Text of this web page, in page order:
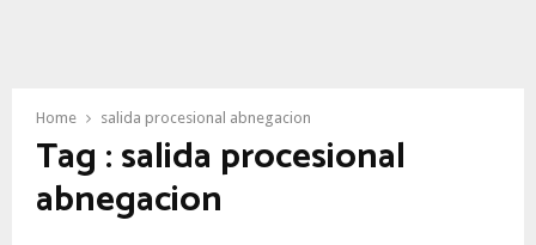
Home salida procesional abnegacion
Tag : salida procesional
abnegacion